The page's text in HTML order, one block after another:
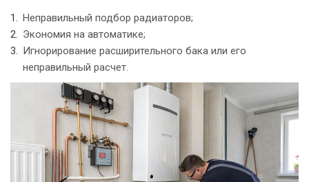
Неправильный подбор радиаторов;
Экономия на автоматике;
Игнорирование расширительного бака или его
неправильный расчет.